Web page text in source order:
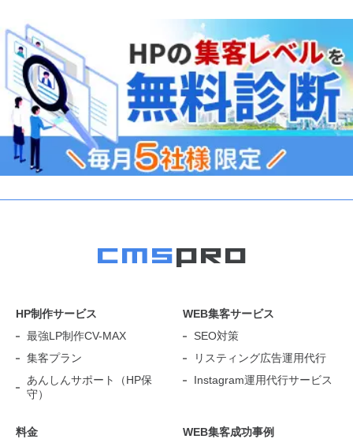
HP制作サービス
最強LP制作CV-MAX
集客プラン
あんしんサポート（HP保
守）
WEB集客サービス
SEO対策
リスティング広告運用代行
Instagram運用代行サービス
料金
WEB集客成功事例